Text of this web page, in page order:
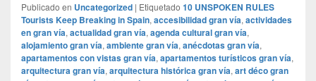
Publicado en Uncategorized | Etiquetado 10 UNSPOKEN RULES
Tourists Keep Breaking in Spain, accesibilidad gran vía, actividades
en gran vía, actualidad gran vía, agenda cultural gran vía,
alojamiento gran vía, ambiente gran vía, anécdotas gran vía,
apartamentos con vistas gran vía, apartamentos turísticos gran vía,
arquitectura gran vía, arquitectura histórica gran vía, art déco gran